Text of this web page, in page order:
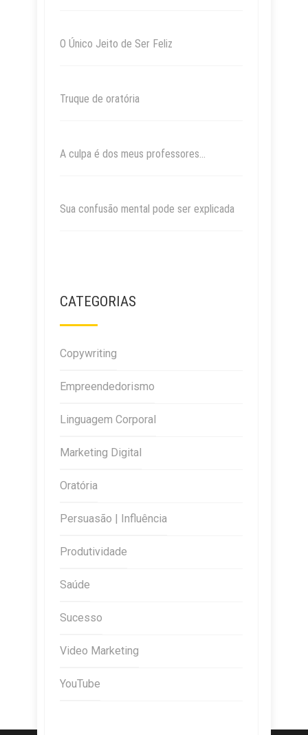
O Único Jeito de Ser Feliz
Truque de oratória
A culpa é dos meus professores…
Sua confusão mental pode ser explicada
CATEGORIAS
Copywriting
Empreendedorismo
Linguagem Corporal
Marketing Digital
Oratória
Persuasão | Influência
Produtividade
Saúde
Sucesso
Video Marketing
YouTube